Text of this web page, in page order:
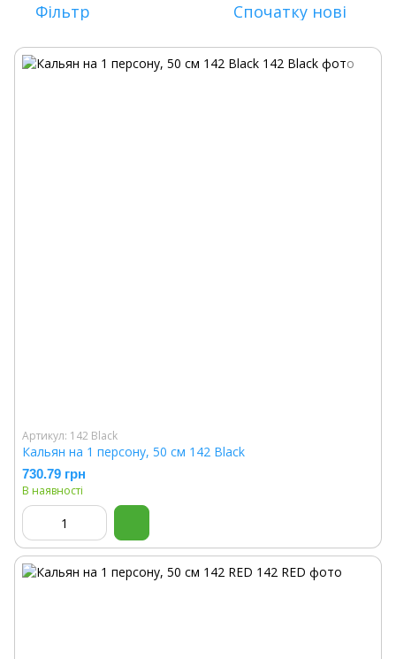
Фільтр Спочатку нові
Артикул: 142 Black
Кальян на 1 персону, 50 см 142 Black
730.79 грн
В наявності